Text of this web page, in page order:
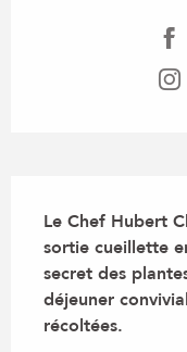
Le Chef Hubert
sortie cueillette
secret des
déjeuner
récoltées.